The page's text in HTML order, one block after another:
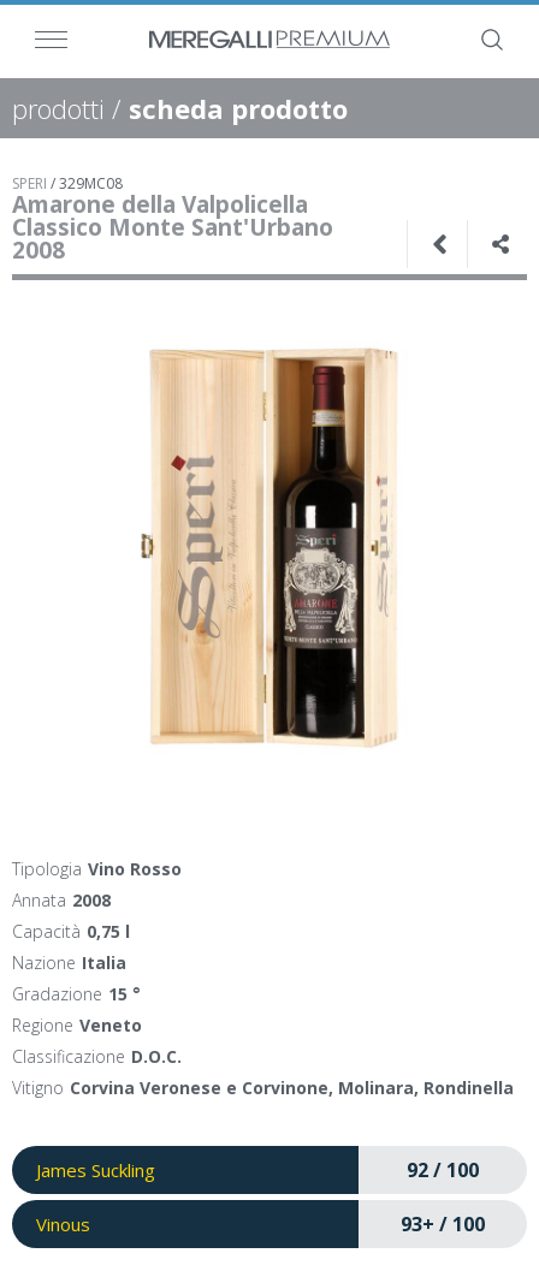
prodotti / scheda prodotto
SPERI /329MC08
Amarone della Valpolicella
Classico Monte Sant'Urbano
2008
Tipologia Vino Rosso
Annata 2008
Capacità 0,75 l
Nazione Italia
Gradazione 15 °
Regione Veneto
Classificazione D.O.C.
Vitigno Corvina Veronese e Corvinone, Molinara, Rondinella
James Suckling 92 / 100
Vinous 93+ / 100